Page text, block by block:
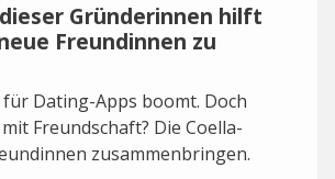
Gründerinnen hilft
Freundinnen zu
Dating-Apps boomt. Doch
Freundschaft? Die Coella-
zusammenbringen.